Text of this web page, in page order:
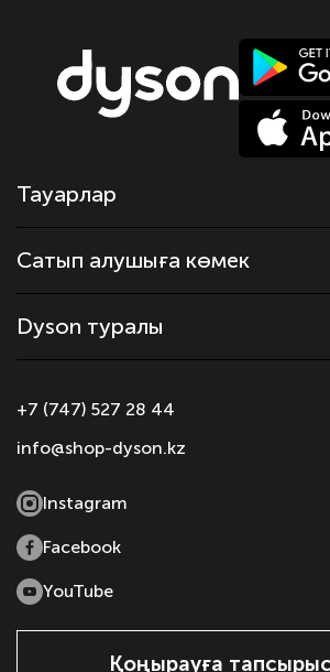
Тауарлар
Сатып алушыға көмек
Dyson туралы
+7 (747) 527 28 44
info@shop-dyson.kz
Instagram
Facebook
YouTube
Қоңырауға